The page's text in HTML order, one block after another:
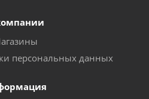
персональных данных